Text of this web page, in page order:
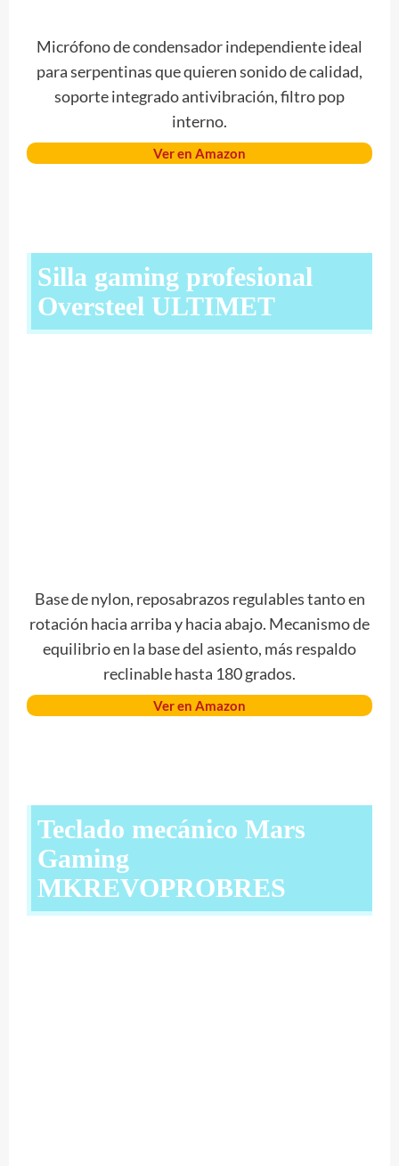
Micrófono de condensador independiente ideal
para serpentinas que quieren sonido de calidad,
soporte integrado antivibración, filtro pop
interno.
Ver en Amazon
Silla gaming profesional
Oversteel ULTIMET
Base de nylon, reposabrazos regulables tanto en
rotación hacia arriba y hacia abajo. Mecanismo de
equilibrio en la base del asiento, más respaldo
reclinable hasta 180 grados.
Ver en Amazon
Teclado mecánico Mars
Gaming
MKREVOPROBRES